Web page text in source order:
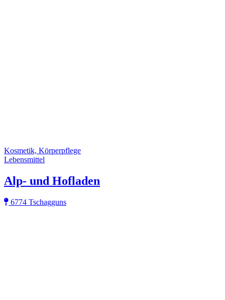
Kosmetik, Körperpflege
Lebensmittel
Alp- und Hofladen
6774 Tschagguns